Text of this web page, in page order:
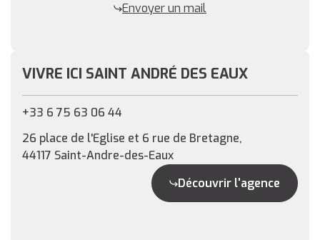
Envoyer un mail
VIVRE ICI SAINT ANDRÉ DES EAUX
+33 6 75 63 06 44
26 place de l'Eglise et 6 rue de Bretagne,
44117 Saint-Andre-des-Eaux
Découvrir l'agence